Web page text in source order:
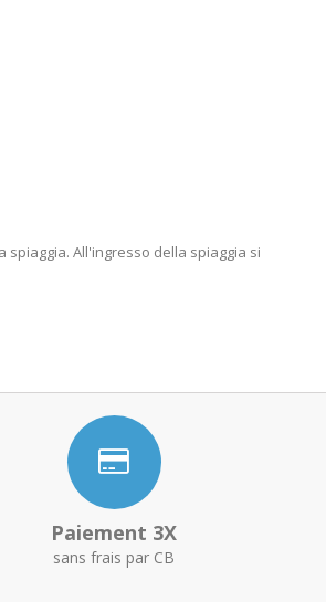
spiaggia. All'ingresso della spiaggia si
Paiement 3X
sans frais par CB